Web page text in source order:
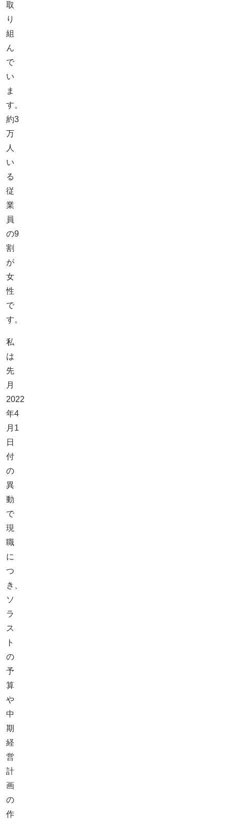
取
り
組
ん
で
い
ま
す。
約3
万
人
い
る
従
業
員
の9
割
が
女
性
で
す。
私
は
先
月
2022
年4
月1
日
付
の
異
動
で
現
職
に
つ
き、
ソ
ラ
ス
ト
の
予
算
や
中
期
経
営
計
画
の
作